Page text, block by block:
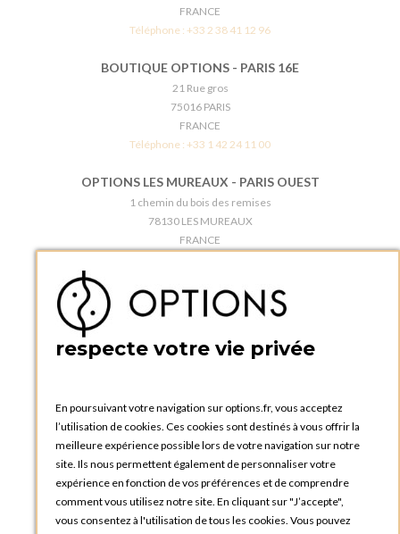
FRANCE
Téléphone : +33 2 38 41 12 96
BOUTIQUE OPTIONS - PARIS 16E
21 Rue gros
75016 PARIS
FRANCE
Téléphone : +33 1 42 24 11 00
OPTIONS LES MUREAUX - PARIS OUEST
1 chemin du bois des remises
78130 LES MUREAUX
FRANCE
BOUTIQUE OPTIONS - PARIS 5E
5 quai de la tournelle
FRANCE
OPTIONS ROUEN
Rue du Clos Tellier
76800 Saint-Etienne-du-Rouvray
FRANCE
Téléphone :+33 2 35 08 38 53
OPTIONS TOULOUSE
respecte votre vie privée
En poursuivant votre navigation sur options.fr, vous acceptez
l’utilisation de cookies. Ces cookies sont destinés à vous offrir la
meilleure expérience possible lors de votre navigation sur notre
site. Ils nous permettent également de personnaliser votre
expérience en fonction de vos préférences et de comprendre
comment vous utilisez notre site. En cliquant sur "J’accepte",
vous consentez à l'utilisation de tous les cookies. Vous pouvez